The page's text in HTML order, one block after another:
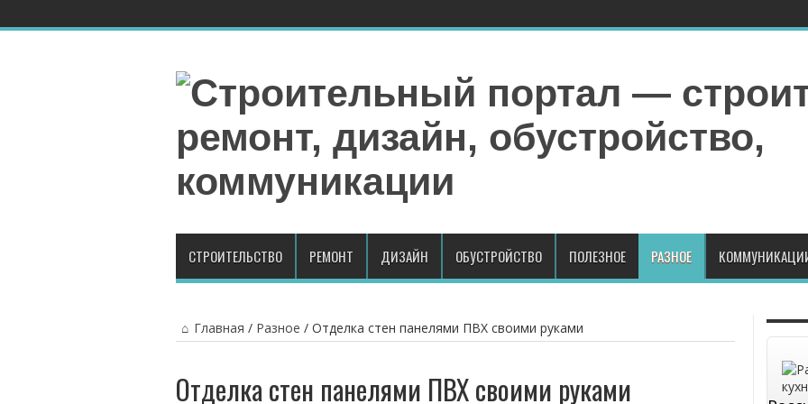
СТРОИТЕЛЬСТВО РЕМОНТ ДИЗАЙН ОБУСТРОЙСТВО ПОЛЕЗНОЕ РАЗНОЕ
Главная / Разное / Отделка стен панелями ПВХ своими руками
Отделка стен панелями ПВХ своими руками